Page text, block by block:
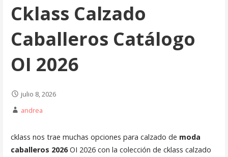
Cklass Calzado
Caballeros Catálogo
OI 2026
julio 8, 2026
andrea
cklass nos trae muchas opciones para calzado de moda
caballeros 2026OI 2026 con la colección de cklass calzado